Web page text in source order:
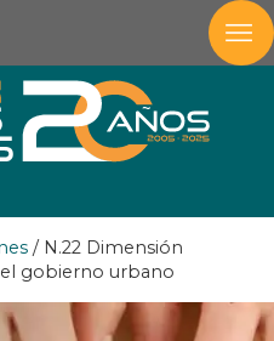
/ N.22 Dimensión
gobierno urbano